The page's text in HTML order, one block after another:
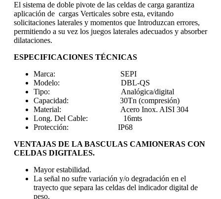
El sistema de doble pivote de las celdas de carga garantiza
aplicación de cargas Verticales sobre esta, evitando
solicitaciones laterales y momentos que Introduzcan errores,
permitiendo a su vez los juegos laterales adecuados y absorber
dilataciones.
ESPECIFICACIONES TÉCNICAS
Marca: SEPI
Modelo: DBL-QS
Tipo: Analógica/digital
Capacidad: 30Tn (compresión)
Material: Acero Inox. AISI 304
Long. Del Cable: 16mts
Protección: IP68
VENTAJAS DE LA BASCULAS CAMIONERAS CON
CELDAS DIGITALES.
Mayor estabilidad.
La señal no sufre variación y/o degradación en el
trayecto que separa las celdas del indicador digital de
peso.